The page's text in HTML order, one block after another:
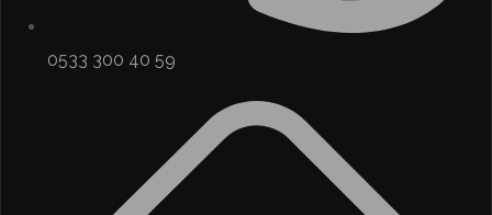
0533 300 40 59